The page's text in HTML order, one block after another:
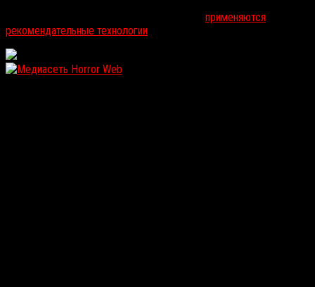
применяются
рекомендательные технологии